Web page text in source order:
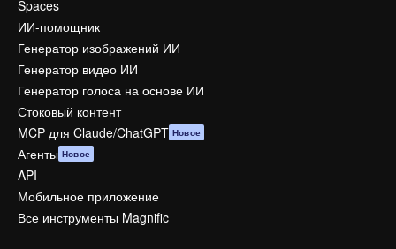
Spaces
ИИ-помощник
Генератор изображений ИИ
Генератор видео ИИ
Генератор голоса на основе ИИ
Стоковый контент
MCP для Claude/ChatGPT Новое
Агенты Новое
API
Мобильное приложение
Все инструменты Magnific